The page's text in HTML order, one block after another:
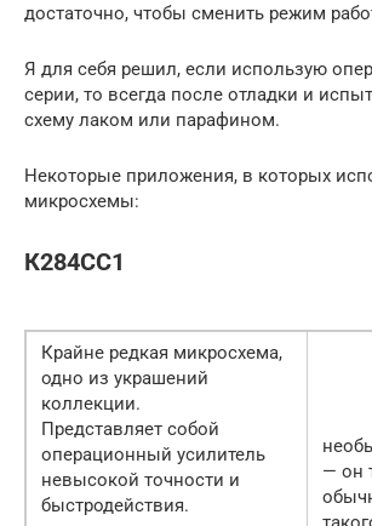
достаточно, чтобы сменить режим
Я для себя решил, если использую
серии, то всегда после отладки и
схему лаком или парафином.
Некоторые приложения, в которых
микросхемы:
К284СС1
Крайне редкая микросхема,
одно из украшений
коллекции.
Представляет собой
операционный усилитель
невысокой точности и
быстродействия.
— он